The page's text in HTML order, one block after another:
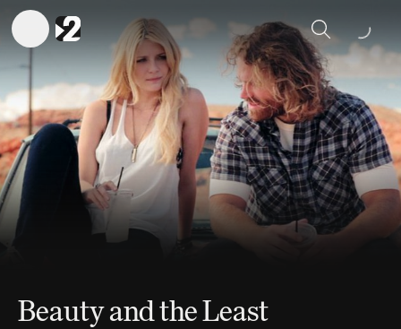
Sök
Beauty and the Least